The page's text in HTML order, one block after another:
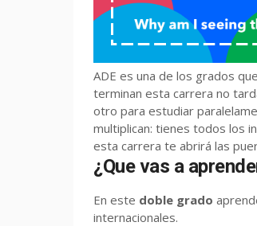
ADE es una de los grados
terminan esta carrera no
otro para estudiar
multiplican: tienes todos los
esta carrera te abrirá las
¿Que vas a
En este doble grado
internacionales.